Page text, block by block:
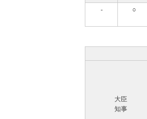
- ○
大臣
知事